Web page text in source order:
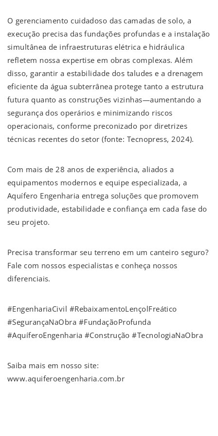
O gerenciamento cuidadoso das camadas de solo, a
execução precisa das fundações profundas e a instalação
simultânea de infraestruturas elétrica e hidráulica
refletem nossa expertise em obras complexas. Além
disso, garantir a estabilidade dos taludes e a drenagem
eficiente da água subterrânea protege tanto a estrutura
futura quanto as construções vizinhas—aumentando a
segurança dos operários e minimizando riscos
operacionais, conforme preconizado por diretrizes
técnicas recentes do setor (fonte: Tecnopress, 2024).
Com mais de 28 anos de experiência, aliados a
equipamentos modernos e equipe especializada, a
Aquífero Engenharia entrega soluções que promovem
produtividade, estabilidade e confiança em cada fase do
seu projeto.
Precisa transformar seu terreno em um canteiro seguro?
Fale com nossos especialistas e conheça nossos
diferenciais.
#EngenhariaCivil #RebaixamentoLençolFreático
#SegurançaNaObra #FundaçãoProfunda
#AquíferoEngenharia #Construção #TecnologiaNaObra
Saiba mais em nosso site:
www.aquiferoengenharia.com.br